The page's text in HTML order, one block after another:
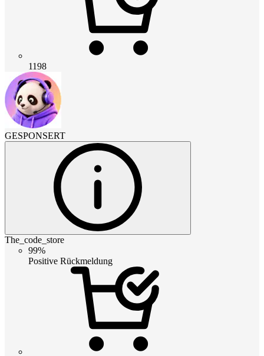
1198
GESPONSERT
The_code_store
99%
Positive Rückmeldung